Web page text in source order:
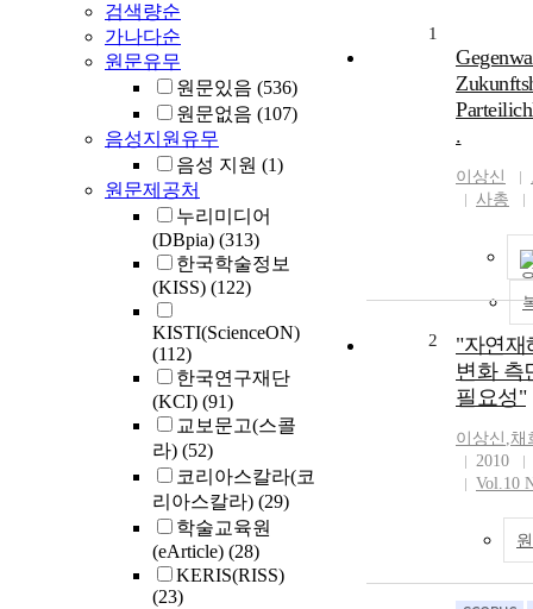
검색량순
가나다순
원문유무
원문있음 (536)
원문없음 (107)
음성지원유무
음성 지원 (1)
원문제공처
누리미디어
(DBpia) (313)
한국학술정보
(KISS) (122)
KISTI(ScienceON)
(112)
한국연구재단
(KCI) (91)
교보문고(스콜
라) (52)
코리아스칼라(코
리아스칼라) (29)
학술교육원
(eArticle) (28)
KERIS(RISS)
(23)
1
.
이상신
사총
2
"자연재
변화 측
필요성"
이상신 ,채
2010
Vol.10